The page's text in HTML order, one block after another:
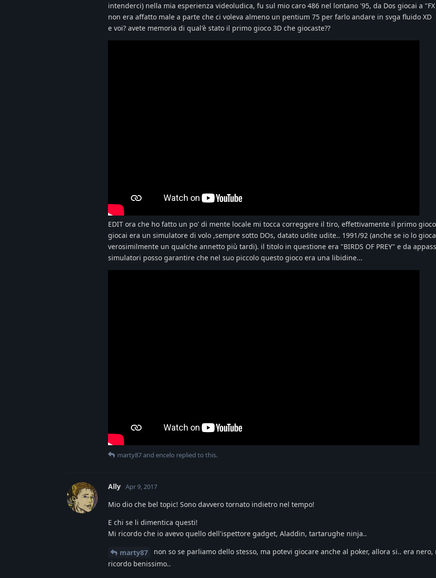
intenderci) nella mia esperienza videoludica, fu sul mio caro 486 nel lontano '95, da Dos giocai a
non era affatto male a parte che ci voleva almeno un pentium 75 per farlo andare in svga fluido XD
e voi? avete memoria di qual'è stato il primo gioco 3D che giocaste??
EDIT ora che ho fatto un po' di mente locale mi tocca correggere il tiro, effettivamente il primo
giocai era un simulatore di volo ,sempre sotto DOs, datato udite udite.. 1991/92 (anche se io lo
verosimilmente un qualche annetto più tardi). il titolo in questione era "BIRDS OF PREY" e da
simulatori posso garantire che nel suo piccolo questo gioco era una libidine...
marty87and encelo replied to this.
Ally Apr 9, 2017
Mio dio che bel topic! Sono davvero tornato indietro nel tempo!
E chi se li dimentica questi!
Mi ricordo che io avevo quello dell'ispettore gadget, Aladdin, tartarughe ninja..
marty87
non so se parliamo dello stesso, ma potevi giocare anche al poker, allora si.. era nero,
ricordo benissimo..